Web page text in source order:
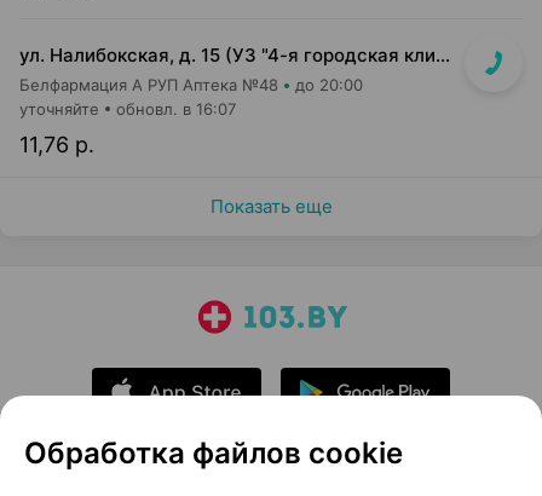
ул. Налибокская, д. 15 (УЗ "4-я городская клиническая детская п-ка")
Белфармация А РУП Аптека №48 до 20:00
11,76 р.
уточняйте обновл. в 16:07
Показать еще
Обработка файлов cookie